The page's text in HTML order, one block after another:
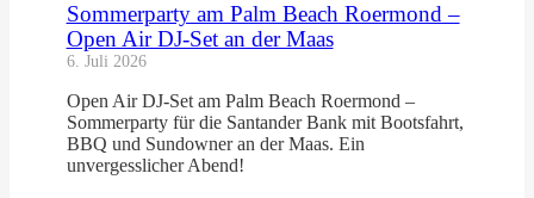
Sommerparty am Palm Beach Roermond –
Open Air DJ-Set an der Maas
6. Juli 2026
Open Air DJ-Set am Palm Beach Roermond –
Sommerparty für die Santander Bank mit Bootsfahrt,
BBQ und Sundowner an der Maas. Ein
unvergesslicher Abend!